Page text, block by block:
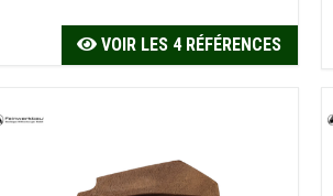
VOIR LES 4 RÉFÉRENCES